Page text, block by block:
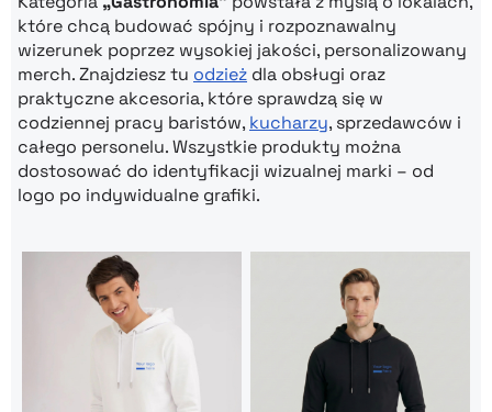
które chcą budować spójny i rozpoznawalny
wizerunek poprzez wysokiej jakości, personalizowany
merch. Znajdziesz tu odzież dla obsługi oraz
praktyczne akcesoria, które sprawdzą się w
codziennej pracy baristów, kucharzy, sprzedawców i
całego personelu. Wszystkie produkty można
dostosować do identyfikacji wizualnej marki – od
logo po indywidualne grafiki.